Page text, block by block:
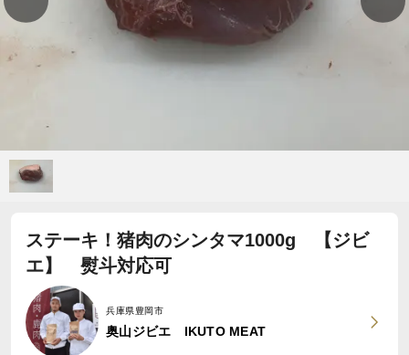
ステーキ！猪肉のシンタマ1000g 【ジビ
エ】 熨斗対応可
兵庫県豊岡市
奥山ジビエ IKUTO MEAT